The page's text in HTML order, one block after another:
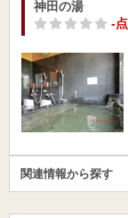
神田の湯
-点
関連情報から探す